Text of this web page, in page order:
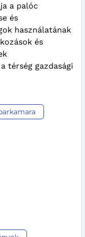
a palóc
és
használatának
és
térség gazdasági